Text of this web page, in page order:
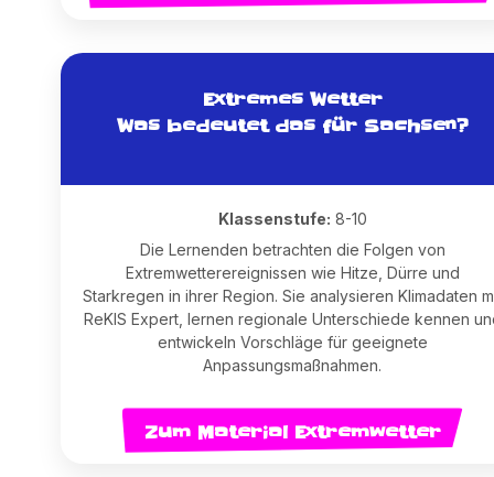
Extremes Wetter
Was bedeutet das für Sachsen?
Klassenstufe: 8-10
Die Lernenden betrachten die Folgen von
Extremwetterereignissen wie Hitze, Dürre und
Starkregen in ihrer Region. Sie analysieren Klimadaten
ReKIS Expert, lernen regionale Unterschiede kennen
entwickeln Vorschläge für geeignete
Anpassungsmaßnahmen.
Zum Material Extremwetter